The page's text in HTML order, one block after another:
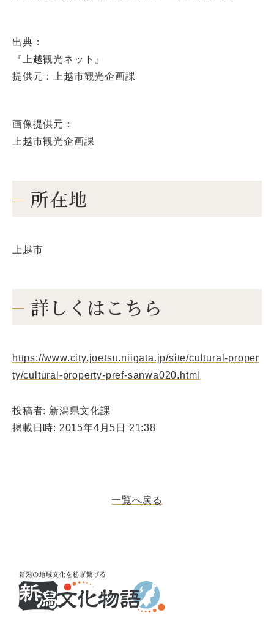
出典：
『上越観光ネット』
提供元：上越市観光企画課
画像提供元：
上越市観光企画課
所在地
上越市
詳しくはこちら
https://www.city.joetsu.niigata.jp/site/cultural-proper
ty/cultural-property-pref-sanwa020.html
投稿者: 新潟県文化課
掲載日時: 2015年4月5日 21:38
一覧へ戻る